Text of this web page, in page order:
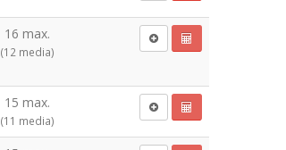
16 max.
(12 media)
15 max.
(11 media)